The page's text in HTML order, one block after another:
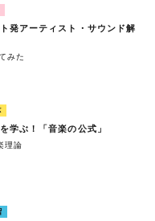
発アーティスト・サウンド解
みた
学ぶ！「音楽の公式」
理論